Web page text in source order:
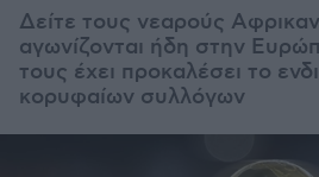
Δείτε τους νεαρούς
αγωνίζονται ήδη στην
τους έχει προκαλέσει το
κορυφαίων συλλόγων